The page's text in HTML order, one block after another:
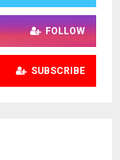
FOLLOW
SUBSCRIBE